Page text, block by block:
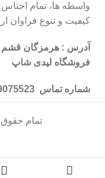
واسطه ها، تمام اجناس
کیفیت و تنوع فراوان
فروشگاه لیدی شاپ
شماره تماس 09179075523
تمام